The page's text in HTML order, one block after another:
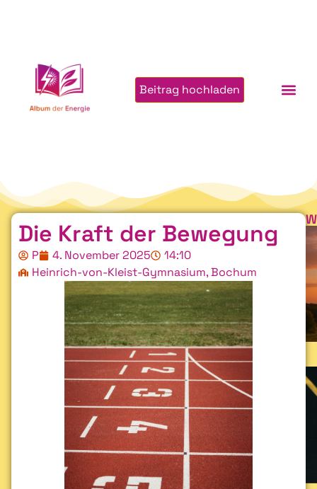
Beitrag hochladen
Die Kraft der Bewegung
P 4. November 2025
14:10
Heinrich-von-Kleist-Gymnasium, Bochum